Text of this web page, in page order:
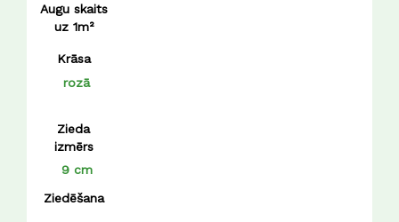
Augu skaits
uz 1m²
Krāsa
rozā
Zieda
izmērs
9 cm
Ziedēšana